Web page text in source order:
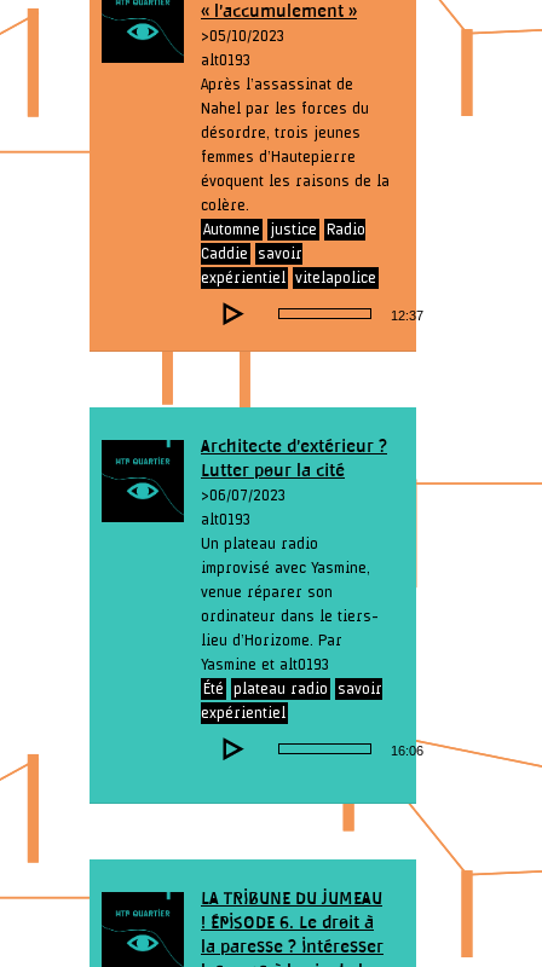
« l’accumulement »
> 05/10/2023
alt0193
Après l’assassinat de
Nahel par les forces du
désordre, trois jeunes
femmes d’Hautepierre
évoquent les raisons de la
colère.
Automne
justice
Radio
Caddie
savoir
expérientiel vitelapolice
Lecteur
audio
12:37
Architecte d’extérieur ?
Lutter pour la cité
> 06/07/2023
alt0193
Un plateau radio
improvisé avec Yasmine,
venue réparer son
ordinateur dans le tiers-
lieu d’Horizome. Par
Yasmine et alt0193
Été
plateau radio
savoir
expérientiel
Lecteur
audio
16:06
LA TRIBUNE DU JUMEAU
! ÉPISODE 6. Le droit à
la paresse ? Intéresser